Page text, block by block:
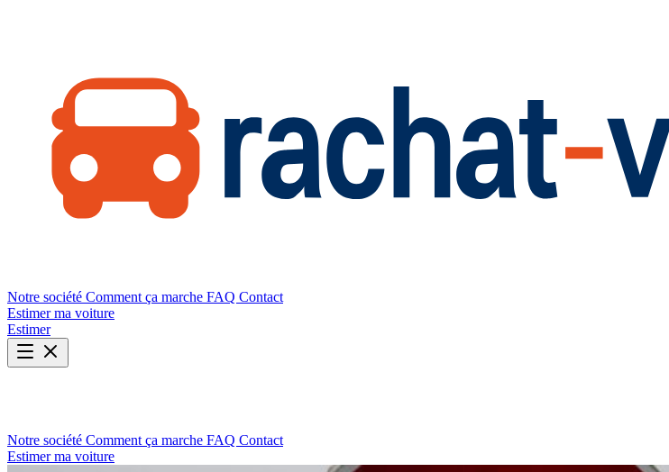
Notre société Comment ça marche FAQ Contact
Estimer ma voiture
Estimer
Notre société Comment ça marche FAQ Contact
Estimer ma voiture